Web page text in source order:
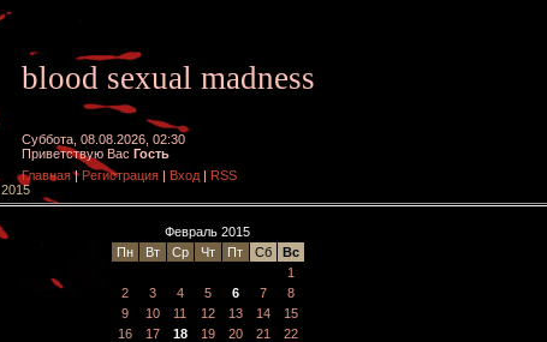
blood sexual madness
Суббота, 08.08.2026, 02:30
Приветствую Вас Гость
Главная| Регистрация | Вход | RSS
2015
Февраль 2015
Пн
Вт Ср Чт Пт Сб
Вс
1
2
3 4 5 6 7
8
9
10 11 12 13 14
15
16
17 18 19 20 21
22